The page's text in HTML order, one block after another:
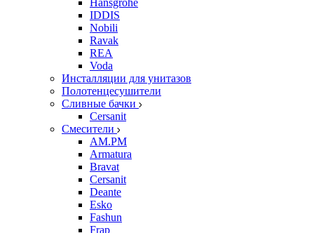
Hansgrohe
IDDIS
Nobili
Ravak
REA
Voda
Инсталляции для унитазов
Полотенцесушители
Сливные бачки
Cersanit
Смесители
AM.PM
Armatura
Bravat
Cersanit
Deante
Esko
Fashun
Frap